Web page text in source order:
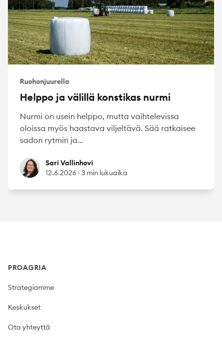
Ruohonjuurella
Helppo ja välillä konstikas nurmi
Nurmi on usein helppo, mutta vaihtelevissa
oloissa myös haastava viljeltävä. Sää ratkaisee
sadon rytmin ja...
Sari Vallinhovi
Sari Vallinhovi
12.6.2026 · 3 min lukuaika
PROAGRIA
Strategiamme
Keskukset
Ota yhteyttä